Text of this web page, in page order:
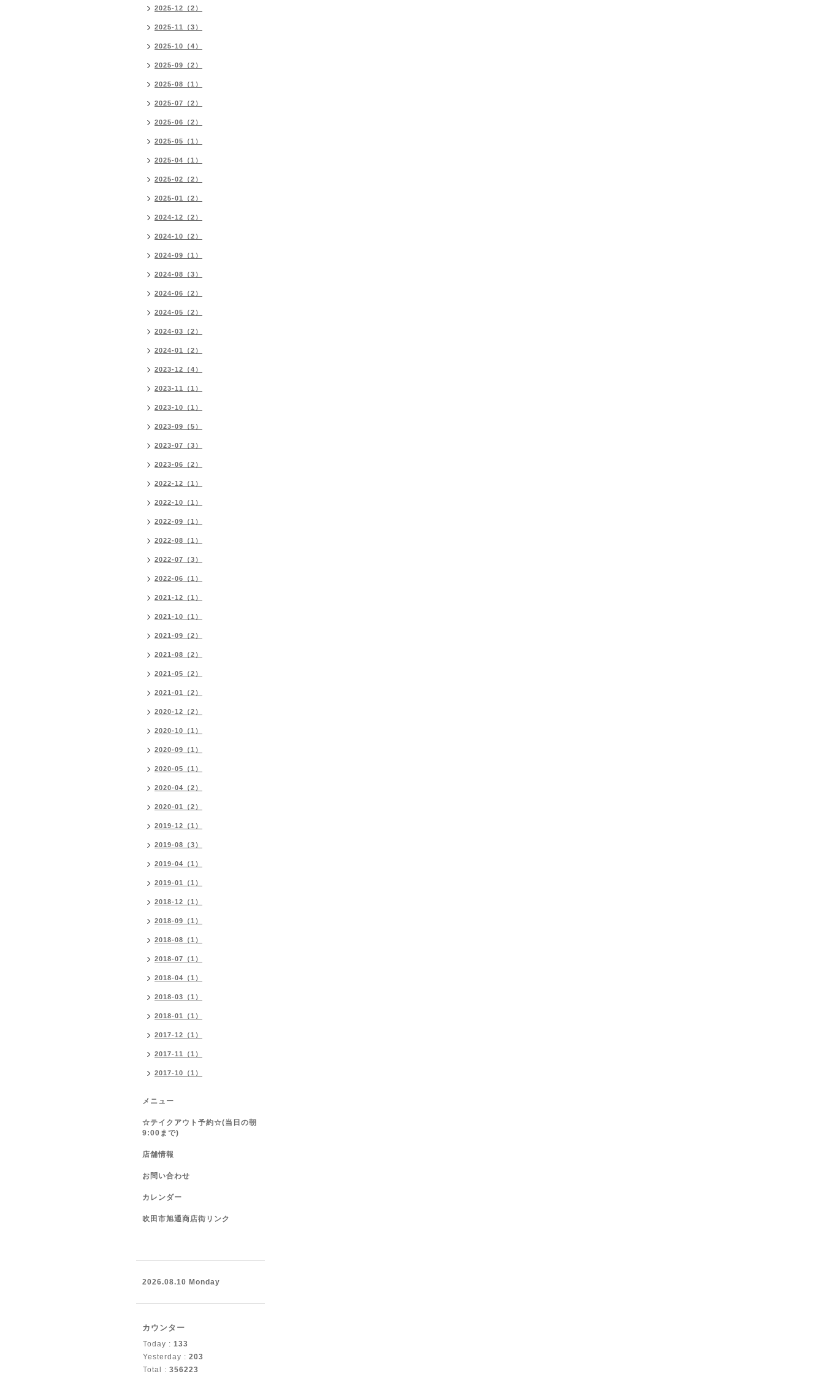
2025-12（2）
2025-11（3）
2025-10（4）
2025-09（2）
2025-08（1）
2025-07（2）
2025-06（2）
2025-05（1）
2025-04（1）
2025-02（2）
2025-01（2）
2024-12（2）
2024-10（2）
2024-09（1）
2024-08（3）
2024-06（2）
2024-05（2）
2024-03（2）
2024-01（2）
2023-12（4）
2023-11（1）
2023-10（1）
2023-09（5）
2023-07（3）
2023-06（2）
2022-12（1）
2022-10（1）
2022-09（1）
2022-08（1）
2022-07（3）
2022-06（1）
2021-12（1）
2021-10（1）
2021-09（2）
2021-08（2）
2021-05（2）
2021-01（2）
2020-12（2）
2020-10（1）
2020-09（1）
2020-05（1）
2020-04（2）
2020-01（2）
2019-12（1）
2019-08（3）
2019-04（1）
2019-01（1）
2018-12（1）
2018-09（1）
2018-08（1）
2018-07（1）
2018-04（1）
2018-03（1）
2018-01（1）
2017-12（1）
2017-11（1）
2017-10（1）
メニュー
☆テイクアウト予約☆(当日の朝
9:00まで)
店舗情報
お問い合わせ
カレンダー
吹田市旭通商店街リンク
2026.08.10 Monday
カウンター
Today : 133
Yesterday : 203
Total : 356223